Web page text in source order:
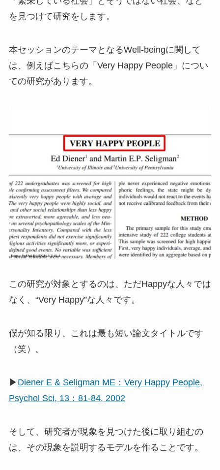
を見つけて研究をします。
本セッションのテーマとなるWell-beingに関して
は、例えばこちらの「Very Happy People」につい
ての研究があります。
この研究が対象とするのは、ただHappyな人々では
なく、“Very Happy”な人々です。
僕が知る限り、これは最も短い論文タイトルです
（笑）。
▶ Diener E & Seligman ME：Very Happy People,
Psychol Sci, 13：81-84, 2002
そして、研究者が現象を見つけた後に取り組むの
は、その現象を説明するモデルを作ることです。